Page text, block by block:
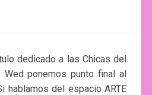
dedicado a las Chicas del
Wed ponemos punto final al
hablamos del espacio ARTE